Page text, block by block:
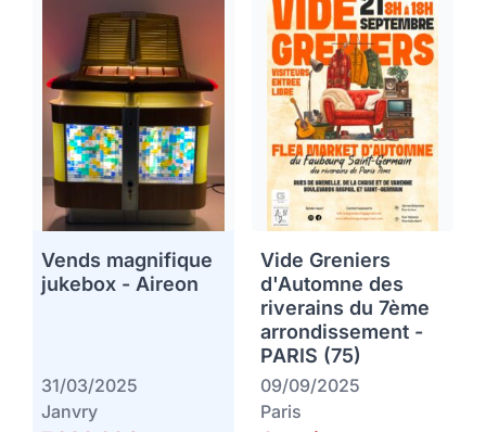
Vends magnifique
jukebox - Aireon
31/03/2025
Janvry
Vide Greniers
d'Automne des
riverains du 7ème
arrondissement -
PARIS (75)
09/09/2025
Paris